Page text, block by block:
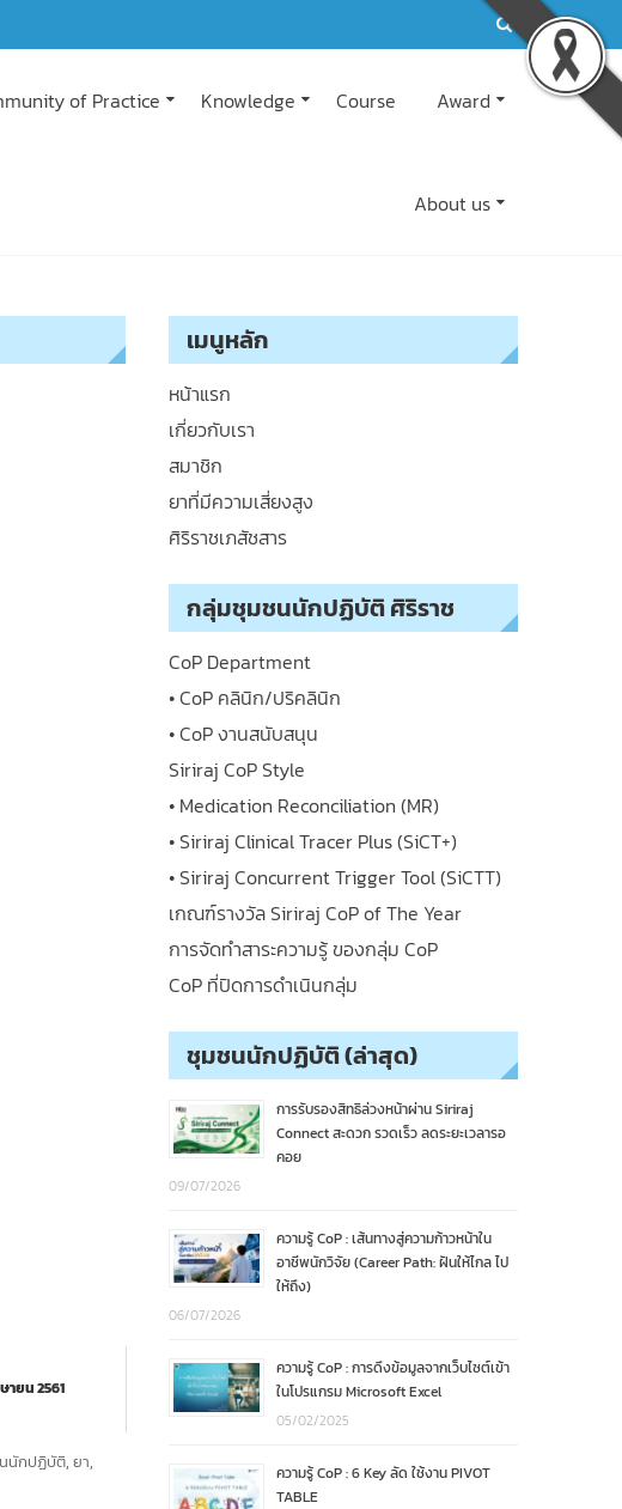
of Practice Knowledge Course Award
About us
ายน 2561
นักปฏิบัติ, ยา,
เมนูหลัก
หน้าแรก
เกี่ยวกับเรา
สมาชิก
ยาที่มีความเสี่ยงสูง
ศิริราชเภสัชสาร
กลุ่มชุมชนนักปฏิบัติ ศิริราช
CoP Department
• CoP คลินิก/ปริคลินิก
• CoP งานสนับสนุน
Siriraj CoP Style
• Medication Reconciliation (MR)
• Siriraj Clinical Tracer Plus (SiCT+)
• Siriraj Concurrent Trigger Tool (SiCTT)
เกณฑ์รางวัล Siriraj CoP of The Year
การจัดทำสาระความรู้ ของกลุ่ม CoP
CoP ที่ปิดการดำเนินกลุ่ม
ชุมชนนักปฏิบัติ (ล่าสุด)
การรับรองสิทธิล่วงหน้าผ่าน Siriraj
Connect สะดวก รวดเร็ว ลดระยะเวลารอ
คอย
09/07/2026
ความรู้ CoP : เส้นทางสู่ความก้าวหน้าใน
อาชีพนักวิจัย (Career Path: ฝันให้ไกล ไป
ให้ถึง)
06/07/2026
ความรู้ CoP : การดึงข้อมูลจากเว็บไซต์เข้า
ในโปรแกรม Microsoft Excel
05/02/2025
ความรู้ CoP : 6 Key ลัด ใช้งาน PIVOT
TABLE